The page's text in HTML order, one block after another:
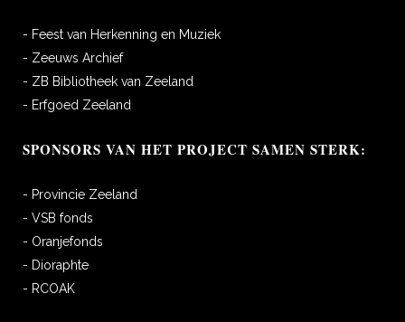
- Feest van Herkenning en Muziek
- Zeeuws Archief
- ZB Bibliotheek van Zeeland
- Erfgoed Zeeland
SPONSORS VAN HET PROJECT SAMEN STERK:
- Provincie Zeeland
- VSB fonds
- Oranjefonds
- Dioraphte
- RCOAK